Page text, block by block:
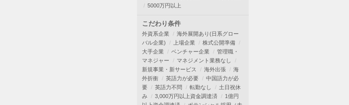
5000万円以上
こだわり条件
外資系企業
海外展開あり(日系グロー
バル企業)
上場企業
株式公開準備
大手企業
ベンチャー企業
管理職・
マネジャー
マネジメント業務なし
新規事業・新サービス
海外出張
海
外折衝
英語力が必要
中国語力が必
要
英語力不問 転勤なし
土日祝休
み
3,000万円以上資金調達済
1億円